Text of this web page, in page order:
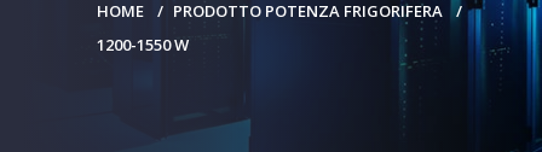
HOME
PRODOTTO POTENZA FRIGORIFERA
1200-1550 W